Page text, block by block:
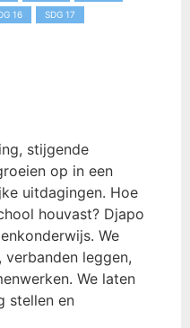
16 SDG 17
stijgende
op in een
uitdagingen. Hoe
houvast? Djapo
We
verbanden leggen,
We laten
stellen en